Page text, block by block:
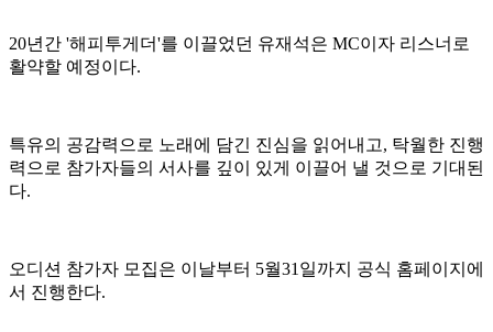
20년간 '해피투게더'를 이끌었던 유재석은 MC이자 리스너로
활약할 예정이다.
특유의 공감력으로 노래에 담긴 진심을 읽어내고, 탁월한 진행
력으로 참가자들의 서사를 깊이 있게 이끌어 낼 것으로 기대된
다.
오디션 참가자 모집은 이날부터 5월31일까지 공식 홈페이지에
서 진행한다.